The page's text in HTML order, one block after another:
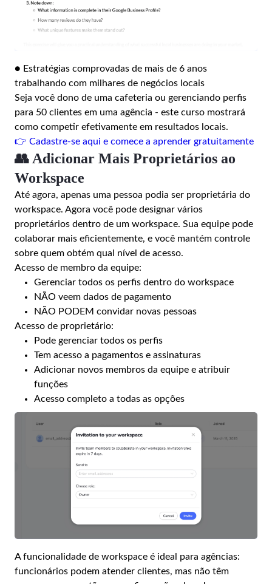
● Estratégias comprovadas de mais de 6 anos
trabalhando com milhares de negócios locais
Seja você dono de uma cafeteria ou gerenciando perfis
para 50 clientes em uma agência - este curso mostrará
como competir efetivamente em resultados locais.
👉 Cadastre-se aqui e comece a aprender gratuitamente
👥 Adicionar Mais Proprietários ao
Workspace
Até agora, apenas uma pessoa podia ser proprietária do
workspace. Agora você pode designar vários
proprietários dentro de um workspace. Sua equipe pode
colaborar mais eficientemente, e você mantém controle
sobre quem obtém qual nível de acesso.
Acesso de membro da equipe:
Gerenciar todos os perfis dentro do workspace
NÃO veem dados de pagamento
NÃO PODEM convidar novas pessoas
Acesso de proprietário:
Pode gerenciar todos os perfis
Tem acesso a pagamentos e assinaturas
Adicionar novos membros da equipe e atribuir
funções
Acesso completo a todas as opções
A funcionalidade de workspace é ideal para agências:
funcionários podem atender clientes, mas não têm